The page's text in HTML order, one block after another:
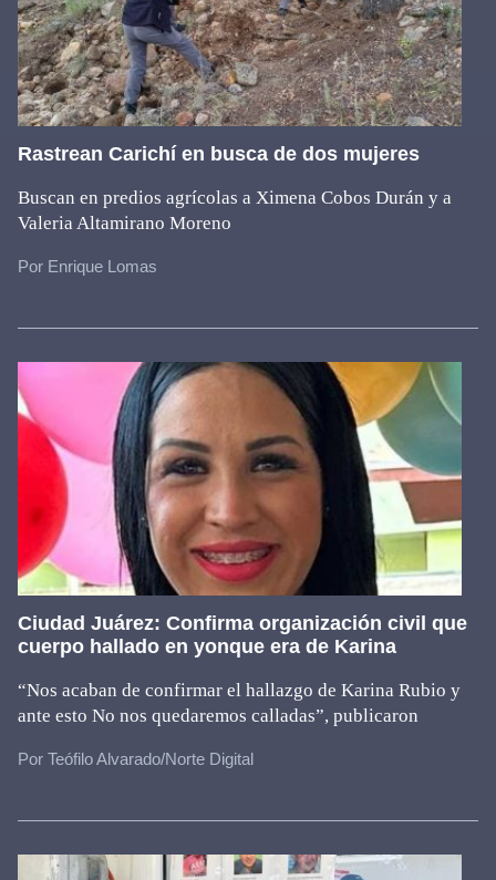
Rastrean Carichí en busca de dos mujeres
Buscan en predios agrícolas a Ximena Cobos Durán y a
Valeria Altamirano Moreno
Por Enrique Lomas
Ciudad Juárez: Confirma organización civil que
cuerpo hallado en yonque era de Karina
“Nos acaban de confirmar el hallazgo de Karina Rubio y
ante esto No nos quedaremos calladas”, publicaron
Por Teófilo Alvarado/Norte Digital